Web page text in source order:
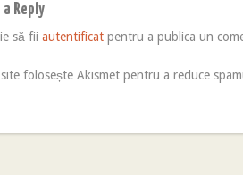
a Reply
să fiiautentificat pentru a publica un
folosește Akismet pentru a reduce